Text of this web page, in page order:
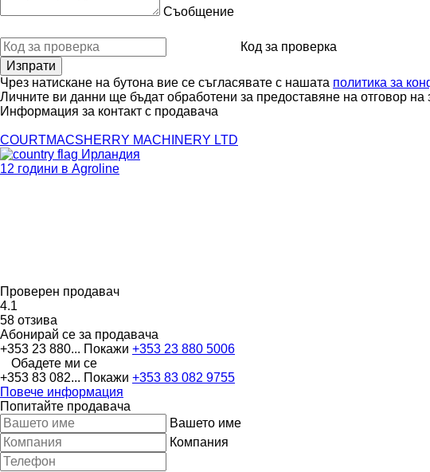
Съобщение
Код за проверка
Чрез натискане на бутона вие се съгласявате с нашата политика за
Личните ви данни ще бъдат обработени за предоставяне на отговор на
Информация за контакт с продавача
COURTMACSHERRY MACHINERY LTD
Ирландия
12 години в Agroline
Проверен продавач
4.1
58 отзива
Абонирай се за продавача
+353 23 880... Покажи +353 23 880 5006
Обадете ми се
+353 83 082... Покажи +353 83 082 9755
Повече информация
Попитайте продавача
Вашето име
Компания